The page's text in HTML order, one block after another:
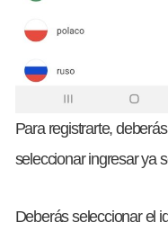
Para registrarte,
seleccionar ingresar ya
Deberás seleccionar el